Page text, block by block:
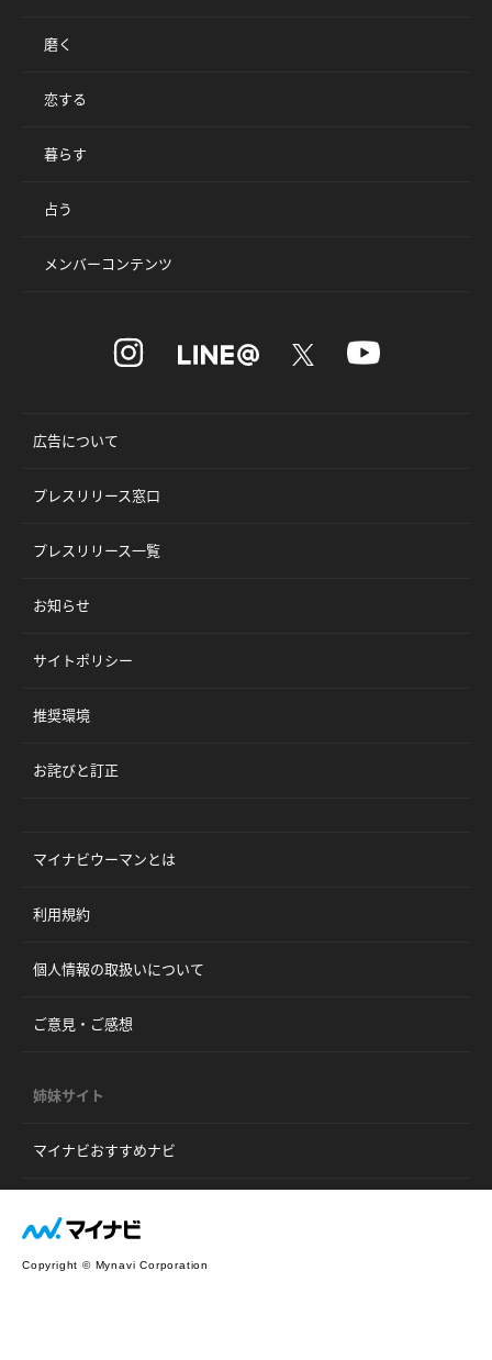
磨く
恋する
暮らす
占う
メンバーコンテンツ
広告について
プレスリリース窓口
プレスリリース一覧
お知らせ
サイトポリシー
推奨環境
お詫びと訂正
マイナビウーマンとは
利用規約
個人情報の取扱いについて
ご意見・ご感想
姉妹サイト
マイナビおすすめナビ
Copyright © Mynavi Corporation